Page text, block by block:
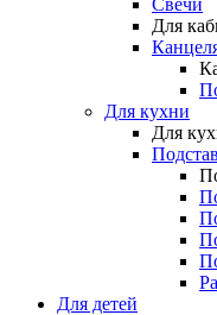
Свечи
Для
Для кухни
Для
Для детей